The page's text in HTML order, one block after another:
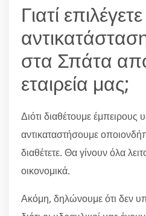
Γιατί επιλέγετε
στα Σπάτα
εταιρεία μας;
Διότι διαθέτουμε έμπειρους
αντικαταστήσουμε
διαθέτετε. Θα γίνουν όλα
οικονομικά.
Ακόμη, δηλώνουμε ότι δεν